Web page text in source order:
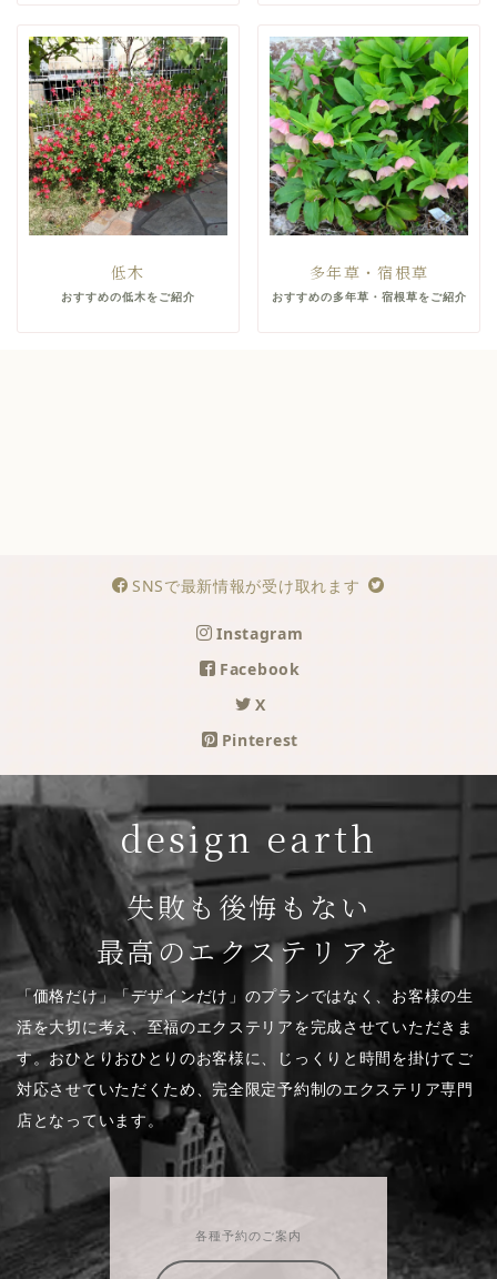
低木
おすすめの低木をご紹介
多年草・宿根草
おすすめの多年草・宿根草をご紹介
SNSで最新情報が受け取れます
Instagram
Facebook
X
Pinterest
design earth
失敗も後悔もない
最高のエクステリアを
「価格だけ」「デザインだけ」のプランではなく、お客様の生
活を大切に考え、至福のエクステリアを完成させていただきま
す。おひとりおひとりのお客様に、じっくりと時間を掛けてご
対応させていただくため、完全限定予約制のエクステリア専門
店となっています。
各種予約のご案内